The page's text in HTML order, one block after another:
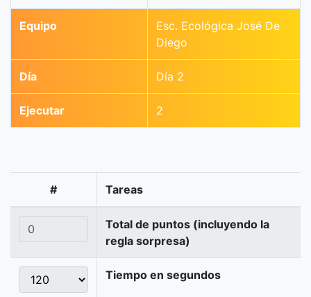
Equipo
Esc. Ecológica José De
Diego
Día Día 2
Ejecutar 2
# Tareas
Total de puntos (incluyendo la
regla sorpresa)
Tiempo en segundos